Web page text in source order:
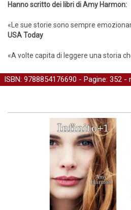
Hanno scritto dei libri di Amy Harmon:
«Le sue storie sono sempre
USA Today
«A volte capita di leggere una storia
ISBN: 9788854176690 - Pagine: 352 -